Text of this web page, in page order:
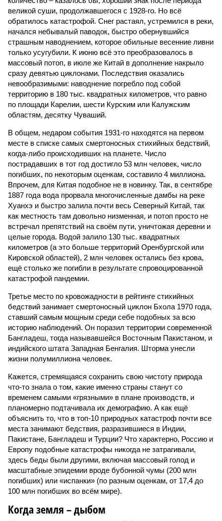
великой суши, продолжавшегося с 1928-го. Но всё
обратилось катастрофой. Снег растаял, устремился в реки,
начался небывалый паводок, быстро обернувшийся
страшным наводнением, которое обильные весенние ливни
только усугубили. К июню всё это преобразовалось в
массовый потоп, в июле же Китай в дополнение накрыло
сразу девятью циклонами. Последствия оказались
невообразимыми: наводнение погребло под собой
территорию в 180 тыс. квадратных километров, что равно
по площади Карелии, шести Курским или Калужским
областям, десятку Чуваший.
В общем, недаром события 1931-го находятся на первом
месте в списке самых смертоносных стихийных бедствий,
когда-либо происходивших на планете. Число
пострадавших в тот год достигло 53 млн человек, число
погибших, по некоторым оценкам, составило 4 миллиона.
Впрочем, для Китая подобное не в новинку. Так, в сентябре
1887 года вода прорвала многочисленные дамбы на реке
Хуанхэ и быстро залила почти весь Северный Китай, так
как местность там довольно низменная, и потоп просто не
встречал препятствий на своём пути, уничтожая деревни и
целые города. Водой залило 130 тыс. квадратных
километров (а это больше территорий Оренбургской или
Кировской областей), 2 млн человек остались без крова,
ещё столько же погибли в результате спровоцированной
катастрофой пандемии.
Третье место по кровожадности в рейтинге стихийных
бедствий занимает смертоносный циклон Бхола 1970 года,
ставший самым мощным среди себе подобных за всю
историю наблюдений. Он поразил территории современной
Бангладеш, тогда называвшейся Восточным Пакистаном, и
индийского штата Западная Бенгалия. Шторма унесли
жизни полумиллиона человек.
Кажется, стремящаяся сохранить свою чистоту природа
что-то знала о том, какие именно страны станут со
временем самыми «грязными» в плане производств, и
планомерно подтачивала их демографию. А как ещё
объяснить то, что в топ-10 природных катастроф почти все
места занимают бедствия, разразившиеся в Индии,
Пакистане, Бангладеш и Турции? Что характерно, Россию и
Европу подобные катастрофы никогда не затрагивали,
здесь беды были другими, включая массовый голод и
масштабные эпидемии вроде бубонной чумы (200 млн
погибших) или «испанки» (по разным оценкам, от 17,4 до
100 млн погибших во всём мире).
Когда земля – дыбом